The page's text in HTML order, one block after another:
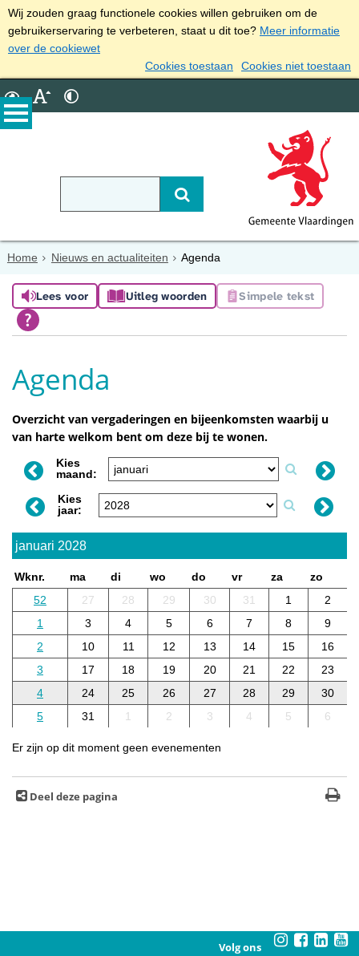
Wij zouden graag functionele cookies willen gebruiken om de
gebruikerservaring te verbeteren, staat u dit toe? Meer informatie
over de cookiewet
Cookies toestaan
Cookies niet toestaan
Home Nieuws en actualiteiten Agenda
Lees voor Uitleg woorden Simpele tekst
Agenda
Overzicht van vergaderingen en bijeenkomsten waarbij u
van harte welkom bent om deze bij te wonen.
Kies
maand:
Kies
jaar:
januari 2028
Wknr. ma di wo do vr za
zo
52
27 28 29 30 31 1
2
1
3 4 5 6 7 8
9
2
10 11 12 13 14 15
16
3
17 18 19 20 21 22
23
4
24 25 26 27 28 29
30
5
31 1 2 3 4 5 6
Er zijn op dit moment geen evenementen
Deel deze pagina
Volg ons